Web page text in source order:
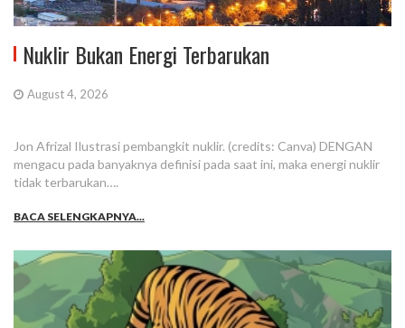
Nuklir Bukan Energi Terbarukan
August 4, 2026
Jon Afrizal Ilustrasi pembangkit nuklir. (credits: Canva) DENGAN
mengacu pada banyaknya definisi pada saat ini, maka energi nuklir
tidak terbarukan….
BACA SELENGKAPNYA...